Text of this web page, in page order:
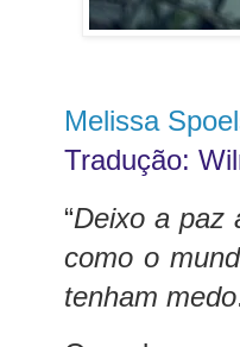
Melissa
Tradução:
“Deixo a paz
como o
tenham medo